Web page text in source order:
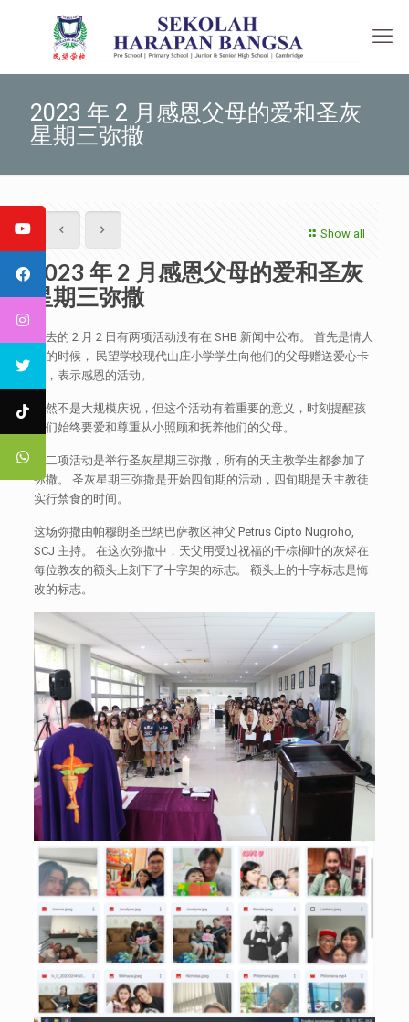
2023 年 2 月感恩父母的爱和圣灰
星期三弥撒
Show all
2023 年 2 月感恩父母的爱和圣灰
星期三弥撒
过去的 2 月 2 日有两项活动没有在 SHB 新闻中公布。 首先是情人
节的时候， 民望学校现代山庄小学学生向他们的父母赠送爱心卡
片，表示感恩的活动。
虽然不是大规模庆祝，但这个活动有着重要的意义，时刻提醒孩
子们始终要爱和尊重从小照顾和抚养他们的父母。
第二项活动是举行圣灰星期三弥撒，所有的天主教学生都参加了
弥撒。 圣灰星期三弥撒是开始四旬期的活动，四旬期是天主教徒
实行禁食的时间。
这场弥撒由帕穆朗圣巴纳巴萨教区神父 Petrus Cipto Nugroho,
SCJ 主持。 在这次弥撒中，天父用受过祝福的干棕榈叶的灰烬在
每位教友的额头上刻下了十字架的标志。 额头上的十字标志是悔
改的标志。